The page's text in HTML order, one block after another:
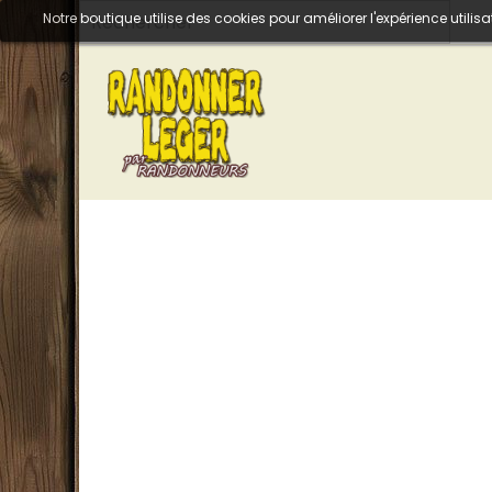
Notre boutique utilise des cookies pour améliorer l'expérience